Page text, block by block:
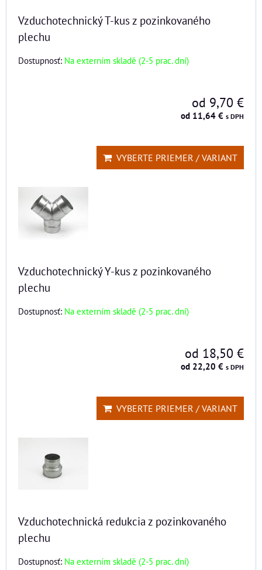
Vzduchotechnický T-kus z pozinkovaného
plechu
Dostupnosť: Na externím skladě (2-5 prac. dní)
od 9,70 €
od 11,64 € s DPH
VYBERTE PRIEMER / VARIANT
Vzduchotechnický Y-kus z pozinkovaného
plechu
Dostupnosť: Na externím skladě (2-5 prac. dní)
od 18,50 €
od 22,20 € s DPH
VYBERTE PRIEMER / VARIANT
Vzduchotechnická redukcia z pozinkovaného
plechu
Dostupnosť: Na externím skladě (2-5 prac. dní)